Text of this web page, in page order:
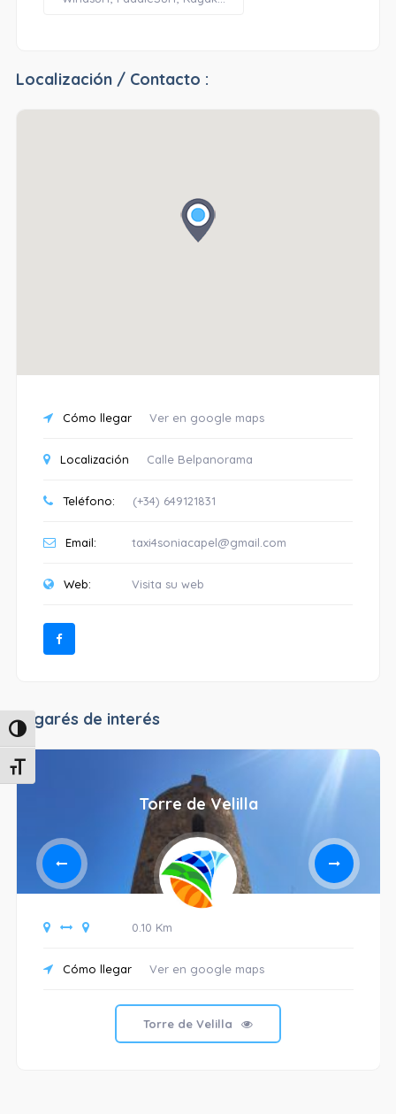
Alternar alto contraste
Alternar tamaño de letra
Localización / Contacto :
Cómo llegar Ver en google maps
Localización Calle Belpanorama
Teléfono: (+34) 649121831
Email: taxi4soniacapel@gmail.com
Web: Visita su web
Lugarés de interés
Torre de Velilla
0.10 Km
Cómo llegar Ver en google maps
Torre de Velilla